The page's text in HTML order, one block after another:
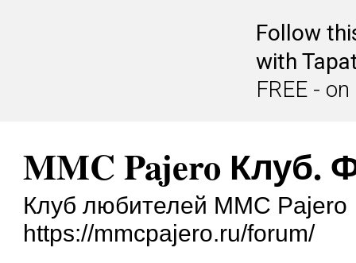
Follow
with
FREE -
MMC Pajero Клуб.
Клуб любителей MMC Pajero
https://mmcpajero.ru/forum/